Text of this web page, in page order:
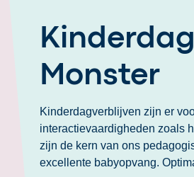
Monster
Kinderdagverblijven zijn er
interactievaardigheden zoals
zijn de kern van ons
excellente babyopvang.